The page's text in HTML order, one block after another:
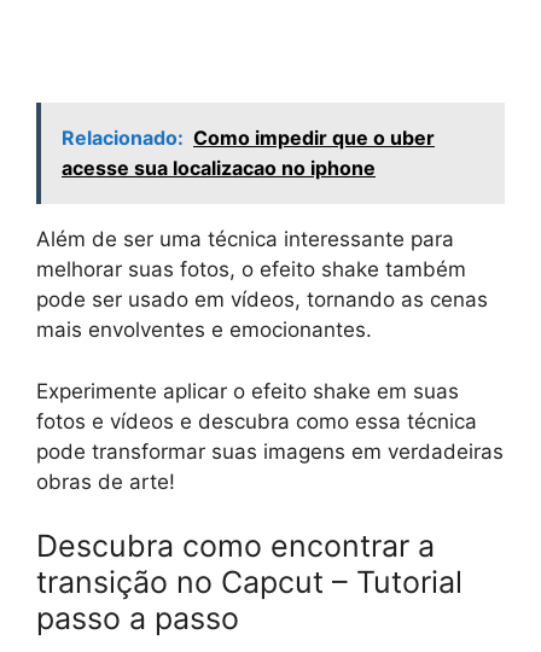
Relacionado: Como impedir que o uber
acesse sua localizacao no iphone
Além de ser uma técnica interessante para
melhorar suas fotos, o efeito shake também
pode ser usado em vídeos, tornando as cenas
mais envolventes e emocionantes.
Experimente aplicar o efeito shake em suas
fotos e vídeos e descubra como essa técnica
pode transformar suas imagens em verdadeiras
obras de arte!
Descubra como encontrar a
transição no Capcut – Tutorial
passo a passo